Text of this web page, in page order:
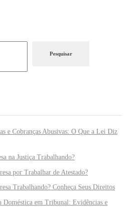
Pesquisar
e Cobranças Abusivas: O Que a Lei Diz
na Justiça Trabalhando?
por Trabalhar de Atestado?
Trabalhando? Conheça Seus Direitos
Doméstica em Tribunal: Evidências e